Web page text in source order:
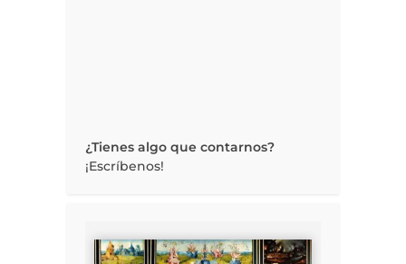
¿Tienes algo que contarnos?
¡Escríbenos!